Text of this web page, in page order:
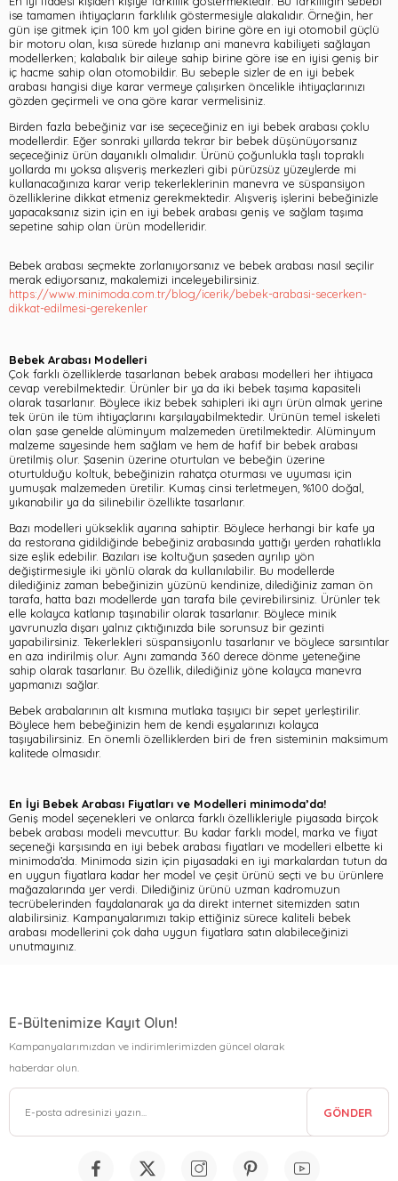
ise tamamen ihtiyaçların farklılık göstermesiyle alakalıdır. Örneğin, her
gün işe gitmek için 100 km yol giden birine göre en iyi otomobil güçlü
bir motoru olan, kısa sürede hızlanıp ani manevra kabiliyeti sağlayan
modellerken; kalabalık bir aileye sahip birine göre ise en iyisi geniş bir
iç hacme sahip olan otomobildir. Bu sebeple sizler de en iyi bebek
arabası hangisi diye karar vermeye çalışırken öncelikle ihtiyaçlarınızı
gözden geçirmeli ve ona göre karar vermelisiniz.
Birden fazla bebeğiniz var ise seçeceğiniz en iyi bebek arabası çoklu
modellerdir. Eğer sonraki yıllarda tekrar bir bebek düşünüyorsanız
seçeceğiniz ürün dayanıklı olmalıdır. Ürünü çoğunlukla taşlı topraklı
yollarda mı yoksa alışveriş merkezleri gibi pürüzsüz yüzeylerde mi
kullanacağınıza karar verip tekerleklerinin manevra ve süspansiyon
özelliklerine dikkat etmeniz gerekmektedir. Alışveriş işlerini bebeğinizle
yapacaksanız sizin için en iyi bebek arabası geniş ve sağlam taşıma
sepetine sahip olan ürün modelleridir.
Bebek arabası seçmekte zorlanıyorsanız ve bebek arabası nasıl seçilir
merak ediyorsanız, makalemizi inceleyebilirsiniz.
https://www.minimoda.com.tr/blog/icerik/bebek-arabasi-secerken-
dikkat-edilmesi-gerekenler
Bebek Arabası Modelleri
Çok farklı özelliklerde tasarlanan bebek arabası modelleri her ihtiyaca
cevap verebilmektedir. Ürünler bir ya da iki bebek taşıma kapasiteli
olarak tasarlanır. Böylece ikiz bebek sahipleri iki ayrı ürün almak yerine
tek ürün ile tüm ihtiyaçlarını karşılayabilmektedir. Ürünün temel iskeleti
olan şase genelde alüminyum malzemeden üretilmektedir. Alüminyum
malzeme sayesinde hem sağlam ve hem de hafif bir bebek arabası
üretilmiş olur. Şasenin üzerine oturtulan ve bebeğin üzerine
oturtulduğu koltuk, bebeğinizin rahatça oturması ve uyuması için
yumuşak malzemeden üretilir. Kumaş cinsi terletmeyen, %100 doğal,
yıkanabilir ya da silinebilir özellikte tasarlanır.
Bazı modelleri yükseklik ayarına sahiptir. Böylece herhangi bir kafe ya
da restorana gidildiğinde bebeğiniz arabasında yattığı yerden rahatlıkla
size eşlik edebilir. Bazıları ise koltuğun şaseden ayrılıp yön
değiştirmesiyle iki yönlü olarak da kullanılabilir. Bu modellerde
dilediğiniz zaman bebeğinizin yüzünü kendinize, dilediğiniz zaman ön
tarafa, hatta bazı modellerde yan tarafa bile çevirebilirsiniz. Ürünler tek
elle kolayca katlanıp taşınabilir olarak tasarlanır. Böylece minik
yavrunuzla dışarı yalnız çıktığınızda bile sorunsuz bir gezinti
yapabilirsiniz. Tekerlekleri süspansiyonlu tasarlanır ve böylece sarsıntılar
en aza indirilmiş olur. Aynı zamanda 360 derece dönme yeteneğine
sahip olarak tasarlanır. Bu özellik, dilediğiniz yöne kolayca manevra
yapmanızı sağlar.
Bebek arabalarının alt kısmına mutlaka taşıyıcı bir sepet yerleştirilir.
Böylece hem bebeğinizin hem de kendi eşyalarınızı kolayca
taşıyabilirsiniz. En önemli özelliklerden biri de fren sisteminin maksimum
kalitede olmasıdır.
En İyi Bebek Arabası Fiyatları ve Modelleri minimoda’da!
Geniş model seçenekleri ve onlarca farklı özellikleriyle piyasada birçok
bebek arabası modeli mevcuttur. Bu kadar farklı model, marka ve fiyat
seçeneği karşısında en iyi bebek arabası fiyatları ve modelleri elbette ki
minimoda’da. Minimoda sizin için piyasadaki en iyi markalardan tutun da
en uygun fiyatlara kadar her model ve çeşit ürünü seçti ve bu ürünlere
mağazalarında yer verdi. Dilediğiniz ürünü uzman kadromuzun
tecrübelerinden faydalanarak ya da direkt internet sitemizden satın
alabilirsiniz. Kampanyalarımızı takip ettiğiniz sürece kaliteli bebek
arabası modellerini çok daha uygun fiyatlara satın alabileceğinizi
unutmayınız.
E-Bültenimize Kayıt Olun!
Kampanyalarımızdan ve indirimlerimizden güncel olarak
haberdar olun.
GÖNDER